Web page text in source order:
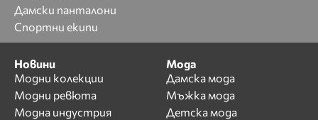
Дамски панталони
Спортни екипи
Новини
Модни колекции
Модни ревюта
Модна индустрия
Мода
Дамска мода
Мъжка мода
Детска мода